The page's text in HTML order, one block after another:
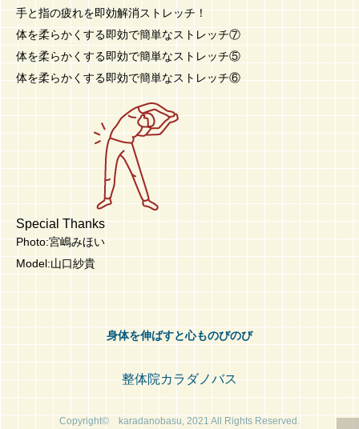
手と指の疲れを即効解消ストレッチ！
体を柔らかくする即効で簡単なストレッチ⑦
体を柔らかくする即効で簡単なストレッチ⑤
体を柔らかくする即効で簡単なストレッチ⑥
Special Thanks
Photo:宮嶋みほい
Model:山口紗貴
身体を伸ばすと心ものびのび
整体院カラダノバス
Copyright© karadanobasu, 2021 All Rights Reserved.